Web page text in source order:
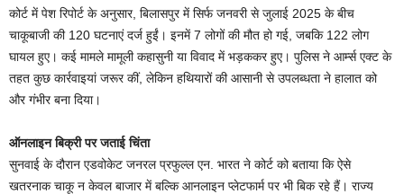
कोर्ट में पेश रिपोर्ट के अनुसार, बिलासपुर में सिर्फ जनवरी से जुलाई 2025 के बीच
चाकूबाजी की 120 घटनाएं दर्ज हुईं। इनमें 7 लोगों की मौत हो गई, जबकि 122 लोग
घायल हुए। कई मामले मामूली कहासुनी या विवाद में भड़ककर हुए। पुलिस ने आर्म्स एक्ट के
तहत कुछ कार्रवाइयां जरूर कीं, लेकिन हथियारों की आसानी से उपलब्धता ने हालात को
और गंभीर बना दिया।
ऑनलाइन बिक्री पर जताई चिंता
सुनवाई के दौरान एडवोकेट जनरल प्रफुल्ल एन. भारत ने कोर्ट को बताया कि ऐसे
खतरनाक चाकू न केवल बाजार में बल्कि आनलाइन प्लेटफार्म पर भी बिक रहे हैं। राज्य